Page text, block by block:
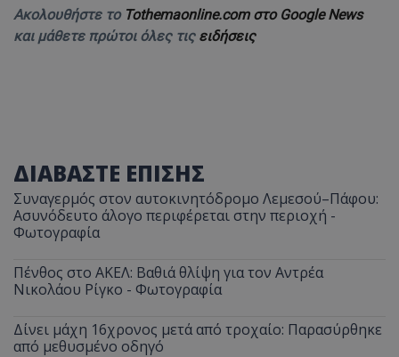
Ακολουθήστε το Tothemaonline.com στο Google News
και μάθετε πρώτοι όλες τις ειδήσεις
ΔΙΑΒΑΣΤΕ ΕΠΙΣΗΣ
Συναγερμός στον αυτοκινητόδρομο Λεμεσού–Πάφου:
Ασυνόδευτο άλογο περιφέρεται στην περιοχή -
Φωτογραφία
Πένθος στο ΑΚΕΛ: Βαθιά θλίψη για τον Αντρέα
Νικολάου Ρίγκο - Φωτογραφία
Δίνει μάχη 16χρονος μετά από τροχαίο: Παρασύρθηκε
από μεθυσμένο οδηγό